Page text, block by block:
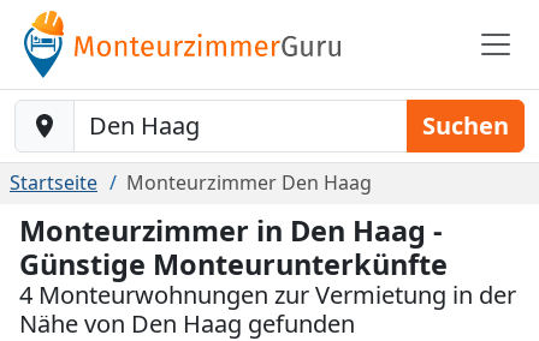
Baustelle-Location Suchen
Startseite Monteurzimmer Den Haag
Monteurzimmer in Den Haag -
Günstige Monteurunterkünfte
4 Monteurwohnungen zur Vermietung in der
Nähe von Den Haag gefunden